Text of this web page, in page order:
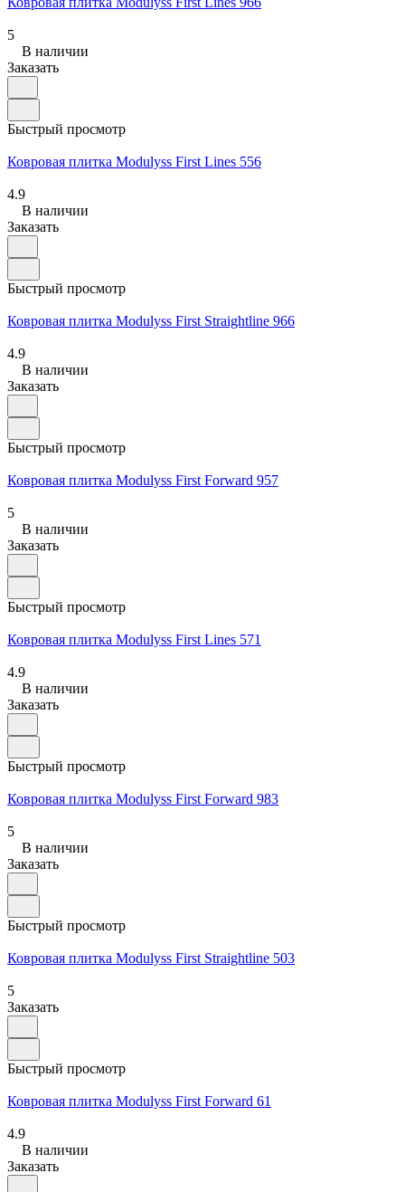
5
В наличии
Заказать
Быстрый просмотр
Ковровая плитка Modulyss First Lines 556
4.9
В наличии
Заказать
Быстрый просмотр
Ковровая плитка Modulyss First Straightline 966
4.9
В наличии
Заказать
Быстрый просмотр
Ковровая плитка Modulyss First Forward 957
5
В наличии
Заказать
Быстрый просмотр
Ковровая плитка Modulyss First Lines 571
4.9
В наличии
Заказать
Быстрый просмотр
Ковровая плитка Modulyss First Forward 983
5
В наличии
Заказать
Быстрый просмотр
Ковровая плитка Modulyss First Straightline 503
5
Заказать
Быстрый просмотр
Ковровая плитка Modulyss First Forward 61
4.9
В наличии
Заказать